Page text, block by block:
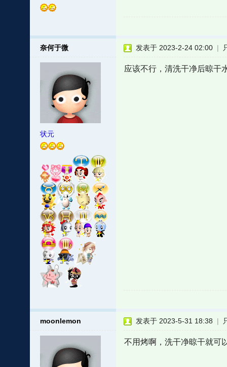
奈何于微
状元
发表于 2023-2-24 02:00 |
应该不行，清洗干净后晾干
moonlemon 发表于 2023-5-31 18:38 |
不用烤啊，洗干净晾干就可